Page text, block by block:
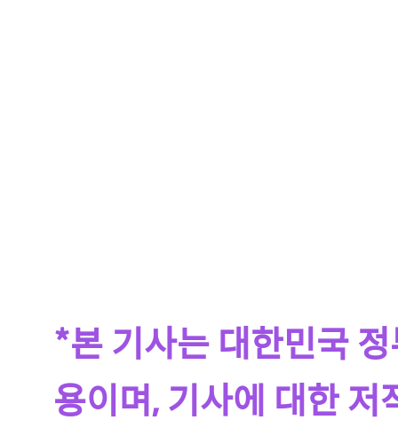
*본 기사는 대한민국
용이며, 기사에 대한